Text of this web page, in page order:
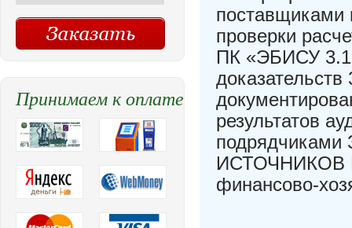
поставщиками
проверки
ПК «ЭБИСУ 3.1
результатов
ИСТОЧНИКОВ
финансово-
Принимаем к оплате